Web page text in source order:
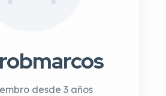
desde 3 años